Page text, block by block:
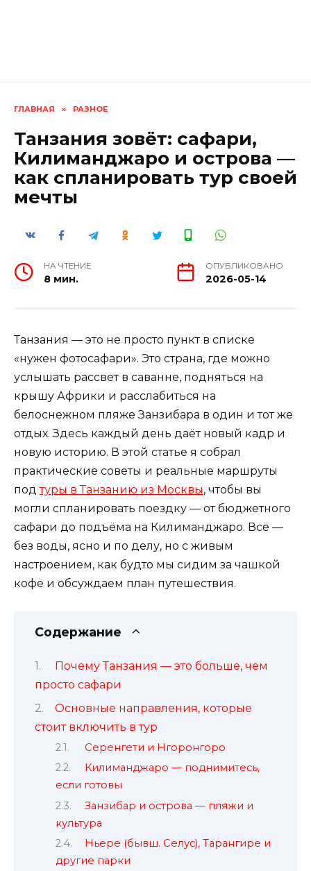
ГЛАВНАЯ » РАЗНОЕ
Танзания зовёт: сафари,
Килиманджаро и острова —
как спланировать тур своей
мечты
НА ЧТЕНИЕ
8 мин.
ОПУБЛИКОВАНО
2026-05-14
Танзания — это не просто пункт в списке
«нужен фотосафари». Это страна, где можно
услышать рассвет в саванне, подняться на
крышу Африки и расслабиться на
белоснежном пляже Занзибара в один и тот же
отдых. Здесь каждый день даёт новый кадр и
новую историю. В этой статье я собрал
практические советы и реальные маршруты
подтуры в Танзанию из Москвы, чтобы вы
могли спланировать поездку — от бюджетного
сафари до подъёма на Килиманджаро. Всё —
без воды, ясно и по делу, но с живым
настроением, как будто мы сидим за чашкой
кофе и обсуждаем план путешествия.
Содержание
Почему Танзания — это больше, чем
просто сафари
Основные направления, которые
стоит включить в тур
Серенгети и Нгоронгоро
Килиманджаро — поднимитесь,
если готовы
Занзибар и острова — пляжи и
культура
Ньере (бывш. Селус), Тарангире и
другие парки